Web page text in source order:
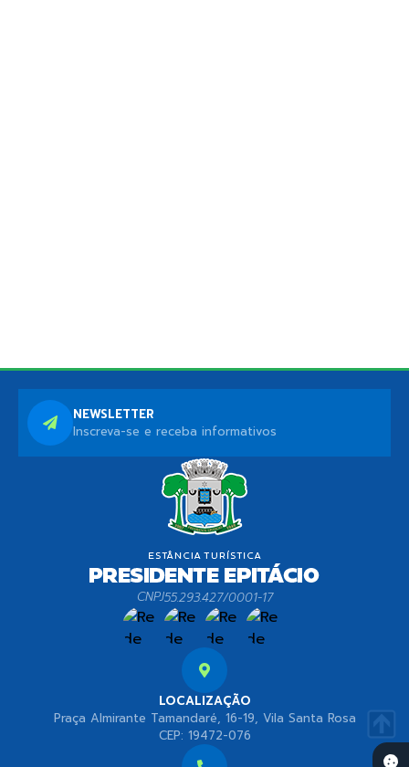
LOCALIZAÇÃO
Praça Almirante Tamandaré, 16-19, Vila Santa Rosa
CEP: 19472-076
CNPJ55.293.427/0001-17
NEWSLETTER
Inscreva-se e receba informativos